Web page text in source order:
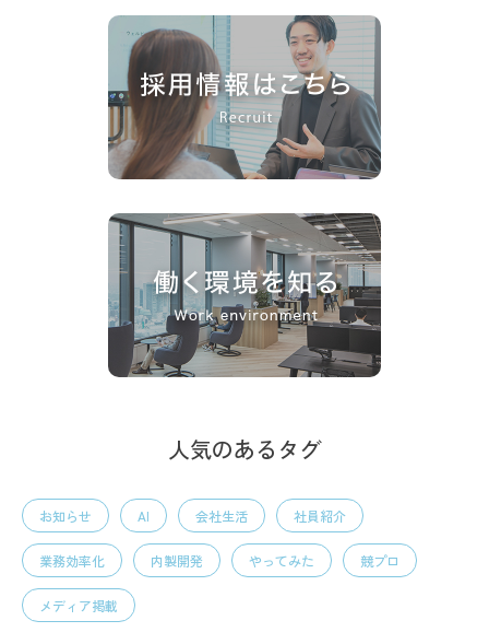
人気のあるタグ
お知らせ AI 会社生活 社員紹介
業務効率化 内製開発 やってみた 競プロ
メディア掲載